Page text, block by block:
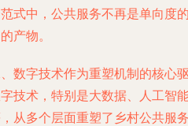
式中，公共服务不再是单向度
产物。
数字技术作为重塑机制的核心
技术，特别是大数据、人工智
从多个层面重塑了乡村公共服